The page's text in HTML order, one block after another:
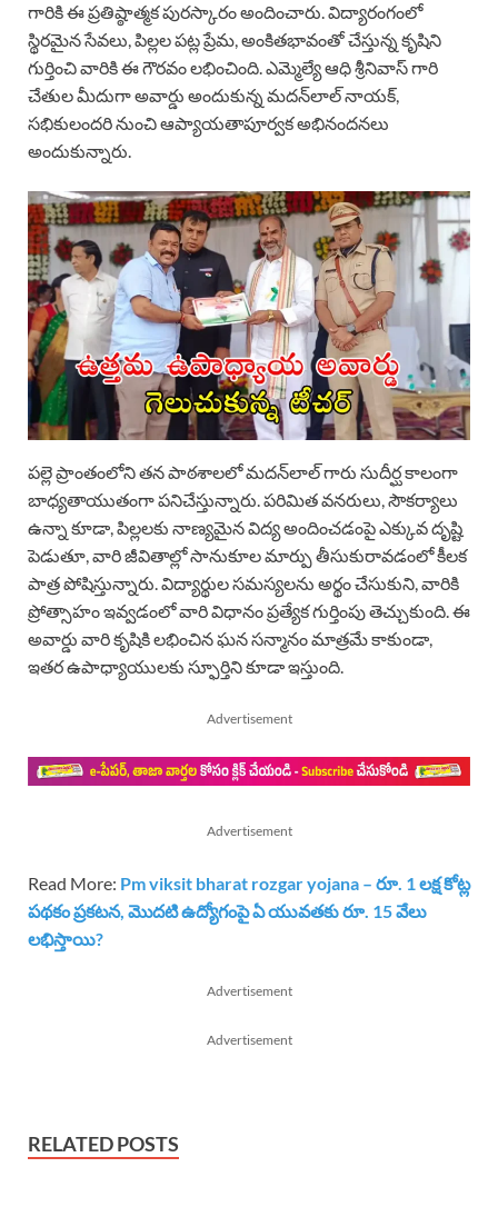
గారికి ఈ ప్రతిష్ఠాత్మక పురస్కారం అందించారు. విద్యారంగంలో
స్థిరమైన సేవలు, పిల్లల పట్ల ప్రేమ, అంకితభావంతో చేస్తున్న కృషిని
గుర్తించి వారికి ఈ గౌరవం లభించింది. ఎమ్మెల్యే ఆధి శ్రీనివాస్ గారి
చేతుల మీదుగా అవార్డు అందుకున్న మదన్‌లాల్ నాయక్,
సభికులందరి నుంచి ఆప్యాయతాపూర్వక అభినందనలు
అందుకున్నారు.
పల్లె ప్రాంతంలోని తన పాఠశాలలో మదన్‌లాల్ గారు సుదీర్ఘ కాలంగా
బాధ్యతాయుతంగా పనిచేస్తున్నారు. పరిమిత వనరులు, సౌకర్యాలు
ఉన్నా కూడా, పిల్లలకు నాణ్యమైన విద్య అందించడంపై ఎక్కువ దృష్టి
పెడుతూ, వారి జీవితాల్లో సానుకూల మార్పు తీసుకురావడంలో కీలక
పాత్ర పోషిస్తున్నారు. విద్యార్థుల సమస్యలను అర్థం చేసుకుని, వారికి
ప్రోత్సాహం ఇవ్వడంలో వారి విధానం ప్రత్యేక గుర్తింపు తెచ్చుకుంది. ఈ
అవార్డు వారి కృషికి లభించిన ఘన సన్మానం మాత్రమే కాకుండా,
ఇతర ఉపాధ్యాయులకు స్ఫూర్తిని కూడా ఇస్తుంది.
Advertisement
Advertisement
Read More: Pm viksit bharat rozgar yojana – రూ. 1 లక్ష కోట్ల
పథకం ప్రకటన, మొదటి ఉద్యోగంపై ఏ యువతకు రూ. 15 వేలు
లభిస్తాయి?
Advertisement
Advertisement
RELATED POSTS